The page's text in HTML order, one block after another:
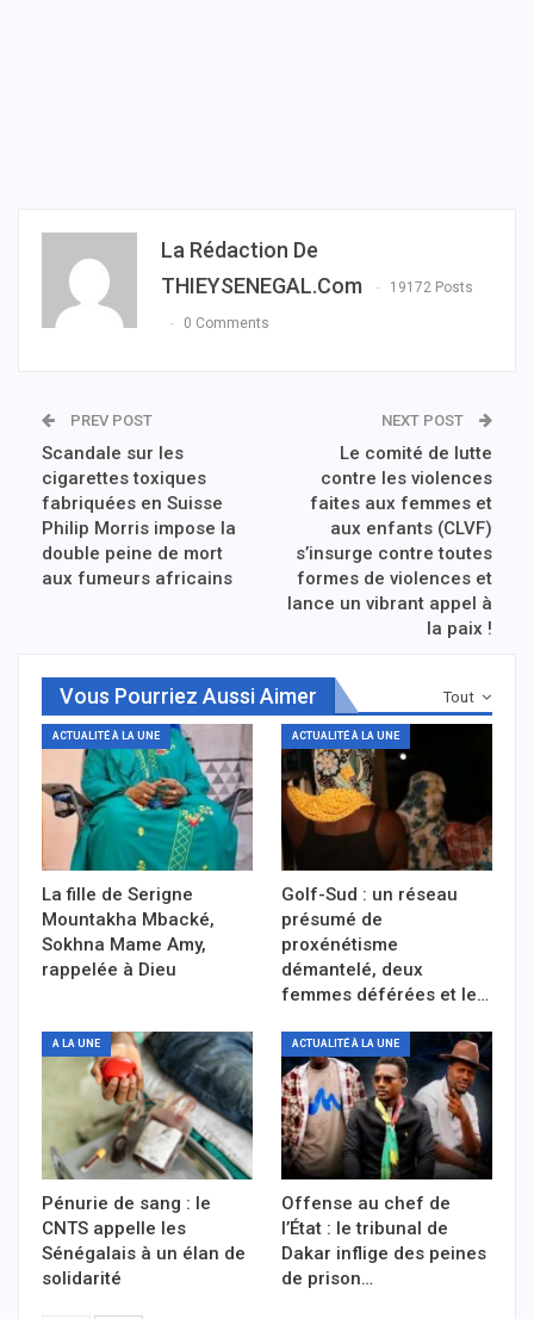
La Rédaction De
THIEYSENEGAL.com
19172 Posts
0 Comments
PREV POST
Scandale sur les
cigarettes toxiques
fabriquées en Suisse
Philip Morris impose la
double peine de mort
aux fumeurs africains
NEXT POST
Le comité de lutte
contre les violences
faites aux femmes et
aux enfants (CLVF)
s’insurge contre toutes
formes de violences et
lance un vibrant appel à
la paix !
Tout
Vous Pourriez Aussi Aimer
ACTUALITÉ À LA UNE
La fille de Serigne
Mountakha Mbacké,
Sokhna Mame Amy,
rappelée à Dieu
ACTUALITÉ À LA UNE
Golf-Sud : un réseau
présumé de
proxénétisme
démantelé, deux
femmes déférées et le…
A LA UNE
Pénurie de sang : le
CNTS appelle les
Sénégalais à un élan de
solidarité
ACTUALITÉ À LA UNE
Offense au chef de
l’État : le tribunal de
Dakar inflige des peines
de prison…